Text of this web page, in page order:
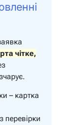
чітке,
– картка
перевірки